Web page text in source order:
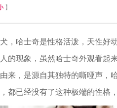
】
哈士奇是性格活泼，天性好动
的现象，虽然哈士奇外观看起
来，是源自其独特的嘶哑声，
都已经没有了这种极端的性格